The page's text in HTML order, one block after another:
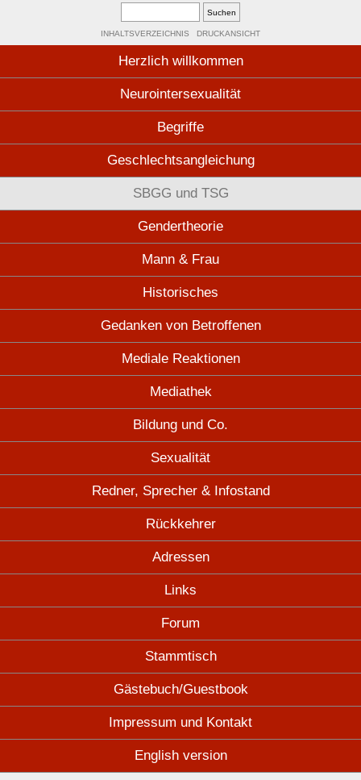
INHALTSVERZEICHNIS DRUCKANSICHT
Herzlich willkommen
Neurointersexualität
Begriffe
Geschlechtsangleichung
SBGG und TSG
Gendertheorie
Mann & Frau
Historisches
Gedanken von Betroffenen
Mediale Reaktionen
Mediathek
Bildung und Co.
Sexualität
Redner, Sprecher & Infostand
Rückkehrer
Adressen
Links
Forum
Stammtisch
Gästebuch/Guestbook
Impressum und Kontakt
English version